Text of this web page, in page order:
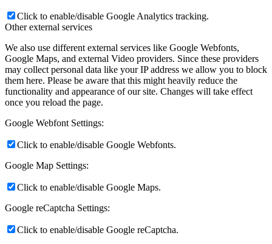
Click to enable/disable Google Analytics tracking.
Other external services
We also use different external services like Google Webfonts,
Google Maps, and external Video providers. Since these providers
may collect personal data like your IP address we allow you to block
them here. Please be aware that this might heavily reduce the
functionality and appearance of our site. Changes will take effect
once you reload the page.
Google Webfont Settings:
Click to enable/disable Google Webfonts.
Google Map Settings:
Click to enable/disable Google Maps.
Google reCaptcha Settings:
Click to enable/disable Google reCaptcha.